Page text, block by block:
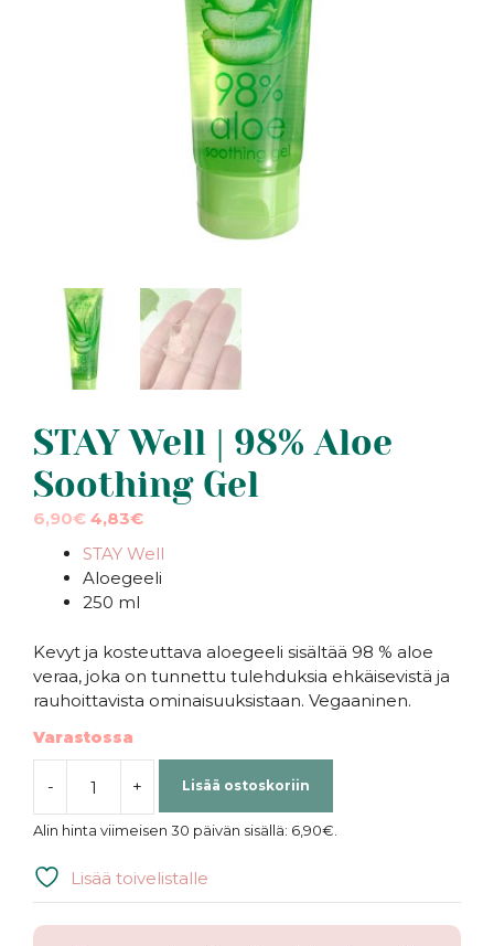
STAY Well | 98% Aloe
Soothing Gel
Alkuperäinen
6,90€.
6,90€Nykyinen
on:
6,90€.
4,83€
STAY Well
Aloegeeli
250 ml
Kevyt ja kosteuttava aloegeeli sisältää 98 % aloe
veraa, joka on tunnettu tulehduksia ehkäisevistä ja
rauhoittavista ominaisuuksistaan. Vegaaninen.
Varastossa
-
STAY
Well
98%
+ Lisää ostoskoriin
Alin hinta viimeisen 30 päivän sisällä: 6,90€.
Lisää toivelistalle